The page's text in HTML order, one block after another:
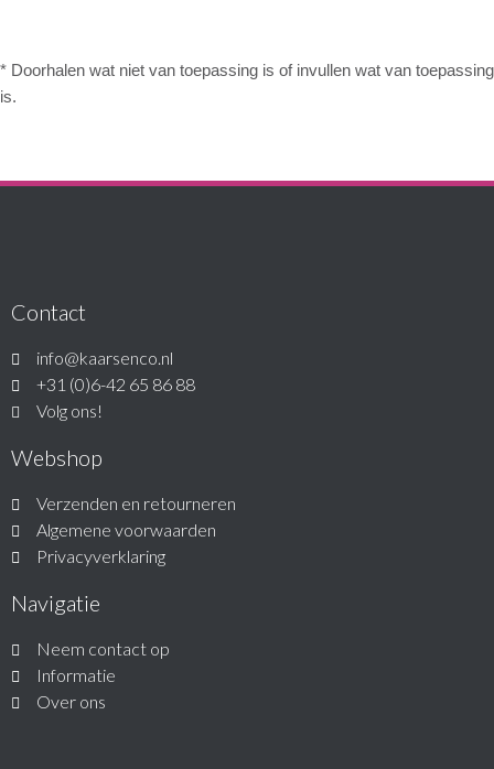
* Doorhalen wat niet van toepassing is of invullen wat van toepassing
is.
Contact
info@kaarsenco.nl
+31 (0)6-42 65 86 88
Volg ons!
Webshop
Verzenden en retourneren
Algemene voorwaarden
Privacyverklaring
Navigatie
Neem contact op
Informatie
Over ons